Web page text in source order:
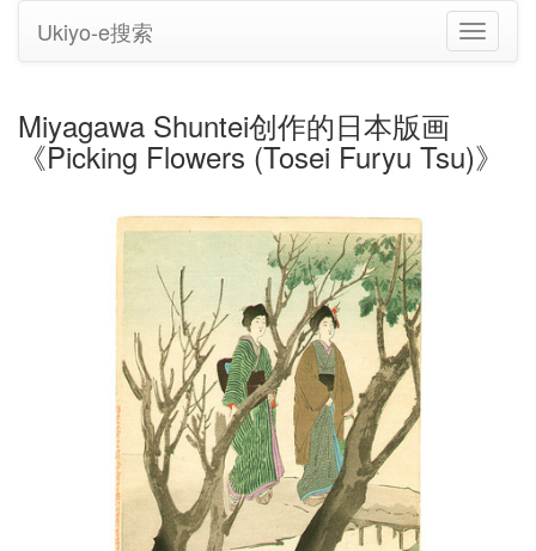
切
换
Ukiyo-e搜索
Miyagawa Shuntei创作的日本版画
《Picking Flowers (Tosei Furyu Tsu)》